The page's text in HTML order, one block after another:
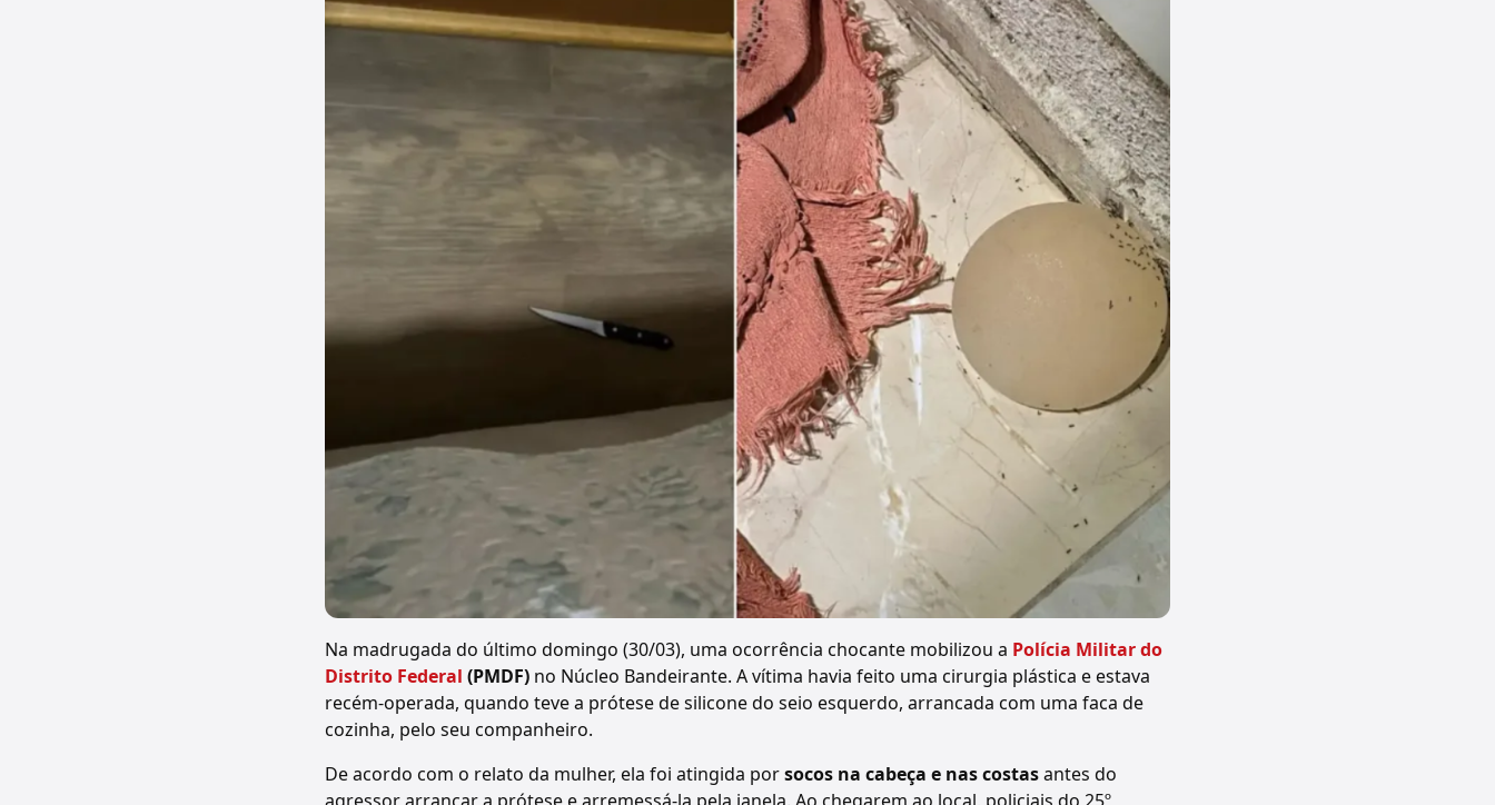
Na madrugada do último domingo (30/03), uma ocorrência chocante mobilizou a Polícia Militar do
Distrito Federal (PMDF) no Núcleo Bandeirante. A vítima havia feito uma cirurgia plástica e estava
recém-operada, quando teve a prótese de silicone do seio esquerdo, arrancada com uma faca de
cozinha, pelo seu companheiro.
De acordo com o relato da mulher, ela foi atingida porsocos na cabeça e nas costasantes do